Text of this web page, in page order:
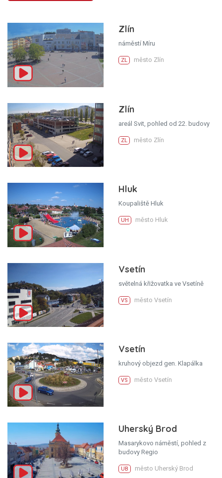
Zlín
náměstí Míru
ZL město Zlín
Zlín
areál Svit, pohled od 22. budovy
ZL město Zlín
Hluk
Koupaliště Hluk
UH město Hluk
Vsetín
světelná křižovatka ve Vsetíně
VS město Vsetín
Vsetín
kruhový objezd gen. Klapálka
VS město Vsetín
Uherský Brod
Masarykovo náměstí, pohled z
budovy Regio
UB město Uherský Brod